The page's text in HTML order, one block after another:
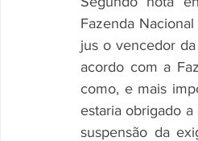
Fazenda
jus o vencedor
acordo com a
como, e mais
estaria obrigado
suspensão da